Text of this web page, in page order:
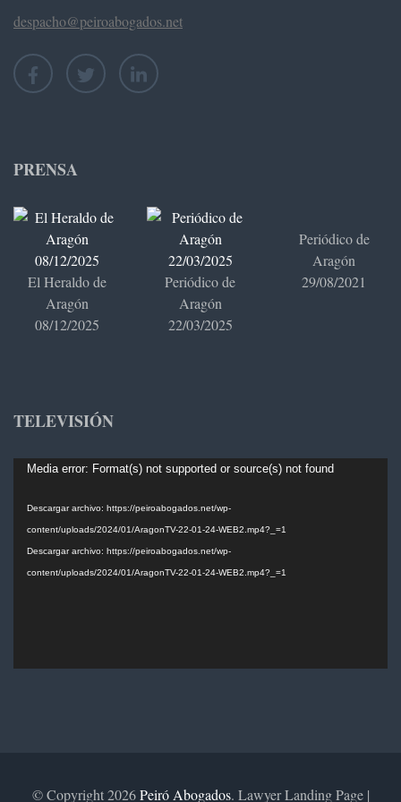
despacho@peiroabogados.net
PRENSA
El Heraldo de
Aragón
08/12/2025
Periódico de
Aragón
22/03/2025
Periódico de
Aragón
29/08/2021
TELEVISIÓN
Reproductor
vídeo
Media error: Format(s) not supported or source(s) not found
Descargar archivo: https://peiroabogados.net/wp-
content/uploads/2024/01/AragonTV-22-01-24-WEB2.mp4?_=1
Descargar archivo: https://peiroabogados.net/wp-
content/uploads/2024/01/AragonTV-22-01-24-WEB2.mp4?_=1
© Copyright 2026Peiró Abogados. Lawyer Landing Page |